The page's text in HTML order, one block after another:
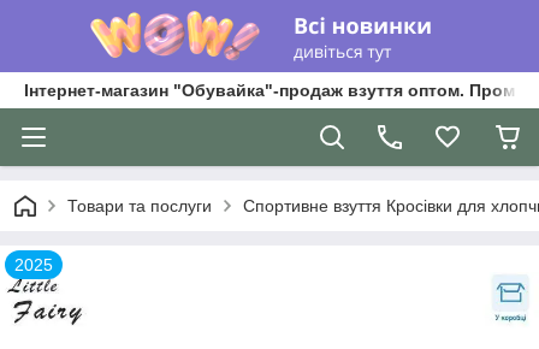
Інтернет-магазин "Обувайка"-продаж взуття оптом.
Товари та послуги Спортивне взуття Кросівки для
2025